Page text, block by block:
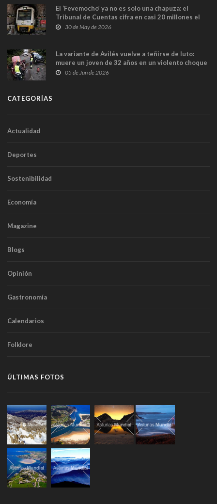
El ‘Fevemocho’ ya no es solo una chapuza: el
Tribunal de Cuentas cifra en casi 20 millones el
sobrecoste de los trenes que no cabían por los
30 de May de 2026
La variante de Avilés vuelve a teñirse de luto:
muere un joven de 32 años en un violento choque
frontal
05 de Jun de 2026
CATEGORÍAS
Actualidad
Deportes
Sostenibilidad
Economía
Magazine
Blogs
Opinión
Gastronomía
Calendarios
Folklore
ÚLTIMAS FOTOS